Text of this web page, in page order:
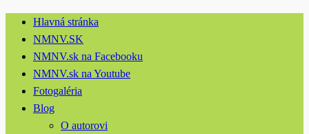
Hlavná stránka
NMNV.SK
NMNV.sk na Facebooku
NMNV.sk na Youtube
Fotogaléria
Blog
O autorovi